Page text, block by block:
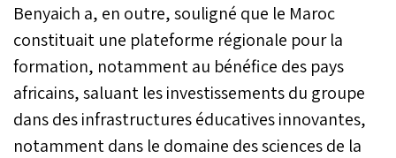
Benyaich a, en outre, souligné que le Maroc
constituait une plateforme régionale pour la
formation, notamment au bénéfice des pays
africains, saluant les investissements du groupe
dans des infrastructures éducatives innovantes,
notamment dans le domaine des sciences de la